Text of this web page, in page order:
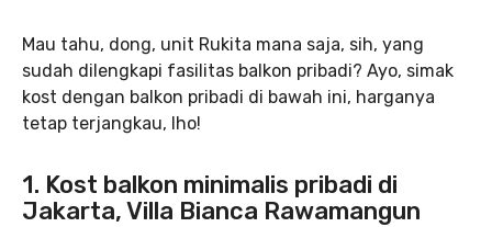
Mau tahu, dong, unit Rukita mana saja, sih, yang
sudah dilengkapi fasilitas balkon pribadi? Ayo, simak
kost dengan balkon pribadi di bawah ini, harganya
tetap terjangkau, lho!
1. Kost balkon minimalis pribadi di
Jakarta, Villa Bianca Rawamangun